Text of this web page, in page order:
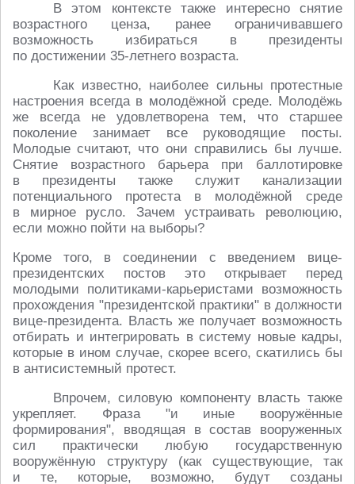
В этом контексте также интересно снятие
возрастного ценза, ранее ограничивавшего
возможность избираться в президенты
по достижении 35-летнего возраста.
Как известно, наиболее сильны протестные
настроения всегда в молодёжной среде. Молодёжь
же всегда не удовлетворена тем, что старшее
поколение занимает все руководящие посты.
Молодые считают, что они справились бы лучше.
Снятие возрастного барьера при баллотировке
в президенты также служит канализации
потенциального протеста в молодёжной среде
в мирное русло. Зачем устраивать революцию,
если можно пойти на выборы?
Кроме того, в соединении с введением вице-
президентских постов это открывает перед
молодыми политиками-карьеристами возможность
прохождения "президентской практики" в должности
вице-президента. Власть же получает возможность
отбирать и интегрировать в систему новые кадры,
которые в ином случае, скорее всего, скатились бы
в антисистемный протест.
Впрочем, силовую компоненту власть также
укрепляет. Фраза "и иные вооружённые
формирования", вводящая в состав вооруженных
сил практически любую государственную
вооружённую структуру (как существующие, так
и те, которые, возможно, будут созданы